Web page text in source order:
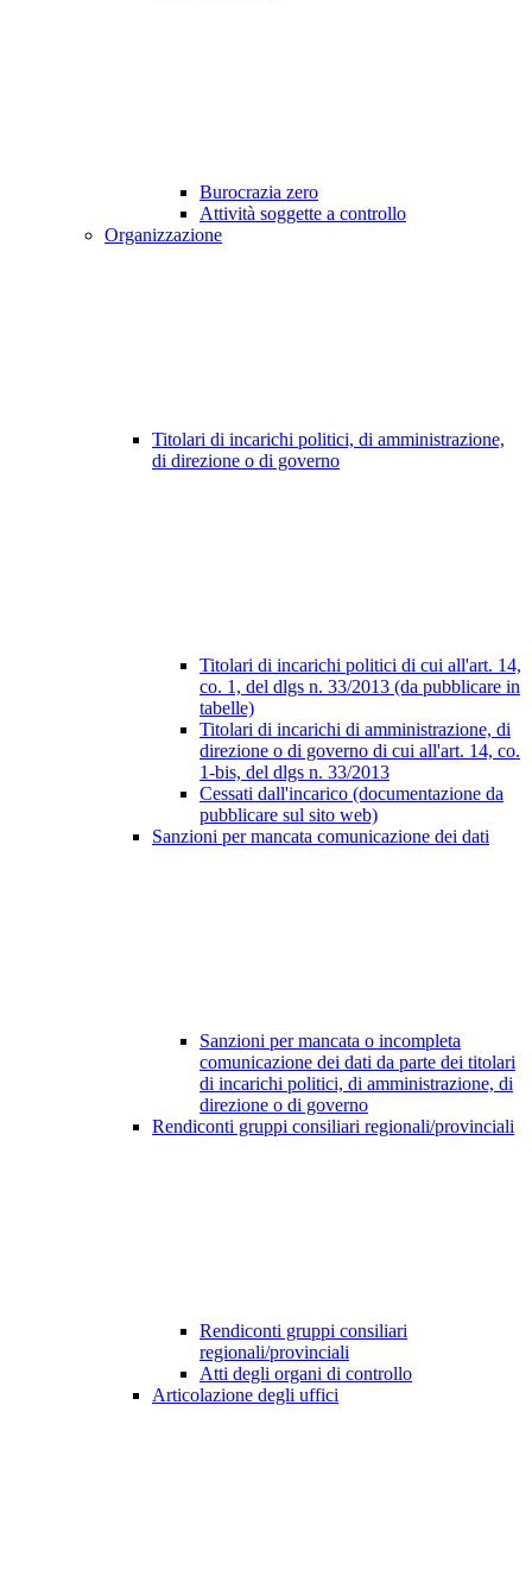
Burocrazia zero
Attività soggette a controllo
Organizzazione
Titolari di incarichi politici, di amministrazione,
di direzione o di governo
Titolari di incarichi politici di cui all'art. 14,
co. 1, del dlgs n. 33/2013 (da pubblicare in
tabelle)
Titolari di incarichi di amministrazione, di
direzione o di governo di cui all'art. 14, co.
1-bis, del dlgs n. 33/2013
Cessati dall'incarico (documentazione da
pubblicare sul sito web)
Sanzioni per mancata comunicazione dei dati
Sanzioni per mancata o incompleta
comunicazione dei dati da parte dei titolari
di incarichi politici, di amministrazione, di
direzione o di governo
Rendiconti gruppi consiliari regionali/provinciali
Rendiconti gruppi consiliari
regionali/provinciali
Atti degli organi di controllo
Articolazione degli uffici